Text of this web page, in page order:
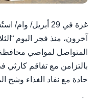
آخرون، منذ فجر اليوم
المتواصل لمواصي
بالتزامن مع تفاقم
حادة مع نفاد الغذاء وشح